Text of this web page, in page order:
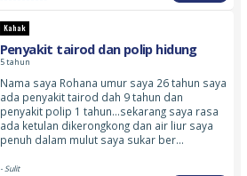
Kahak
Penyakit tairod dan polip hidung
5 tahun
Nama saya Rohana umur saya 26 tahun saya
ada penyakit tairod dah 9 tahun dan
penyakit polip 1 tahun…sekarang saya rasa
ada ketulan dikerongkong dan air liur saya
penuh dalam mulut saya sukar ber…
- Sulit